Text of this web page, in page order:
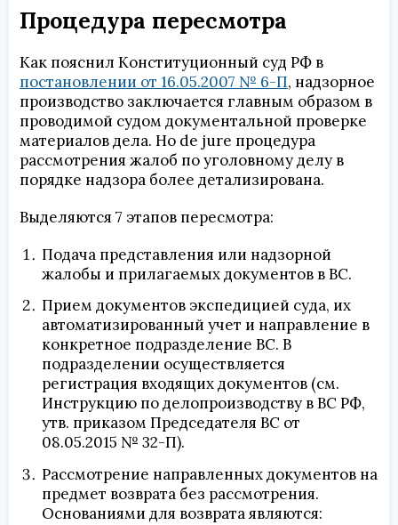
Процедура пересмотра
Как пояснил Конституционный суд РФ в
постановлении от 16.05.2007 № 6-П, надзорное
производство заключается главным образом в
проводимой судом документальной проверке
материалов дела. Но de jure процедура
рассмотрения жалоб по уголовному делу в
порядке надзора более детализирована.
Выделяются 7 этапов пересмотра:
Подача представления или надзорной
жалобы и прилагаемых документов в ВС.
Прием документов экспедицией суда, их
автоматизированный учет и направление в
конкретное подразделение ВС. В
подразделении осуществляется
регистрация входящих документов (см.
Инструкцию по делопроизводству в ВС РФ,
утв. приказом Председателя ВС от
08.05.2015 № 32-П).
Рассмотрение направленных документов на
предмет возврата без рассмотрения.
Основаниями для возврата являются: